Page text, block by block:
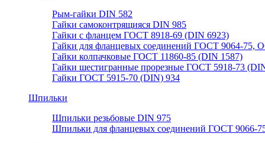
Рым-гайки DIN 582
Гайки самоконтрящияся DIN 985
Гайки с фланцем ГОСТ 8918-69 (DIN 6923)
Гайки для фланцевых соединений ГОСТ 9064-75,
Гайки колпачковые ГОСТ 11860-85 (DIN 1587)
Гайки шестигранные прорезные ГОСТ 5918-73
Гайки ГОСТ 5915-70 (DIN) 934
Шпильки
Шпильки резьбовые DIN 975
Шпильки для фланцевых соединений ГОСТ 9066-